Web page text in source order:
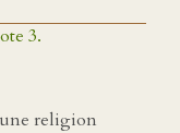
3.
religion